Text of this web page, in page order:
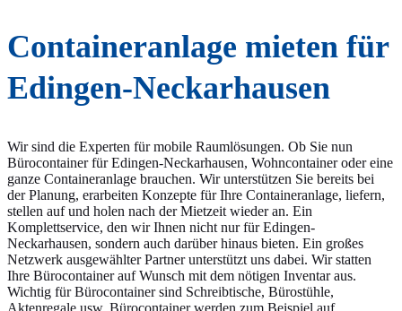
Containeranlage mieten für
Edingen-Neckarhausen
Wir sind die Experten für mobile Raumlösungen. Ob Sie nun
Bürocontainer für Edingen-Neckarhausen, Wohncontainer oder eine
ganze Containeranlage brauchen. Wir unterstützen Sie bereits bei
der Planung, erarbeiten Konzepte für Ihre Containeranlage, liefern,
stellen auf und holen nach der Mietzeit wieder an. Ein
Komplettservice, den wir Ihnen nicht nur für Edingen-
Neckarhausen, sondern auch darüber hinaus bieten. Ein großes
Netzwerk ausgewählter Partner unterstützt uns dabei. Wir statten
Ihre Bürocontainer auf Wunsch mit dem nötigen Inventar aus.
Wichtig für Bürocontainer sind Schreibtische, Bürostühle,
Aktenregale usw. Bürocontainer werden zum Beispiel auf